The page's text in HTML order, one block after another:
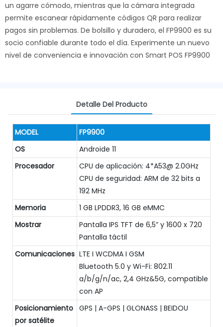
un agarre cómodo, mientras que la cámara integrada
permite escanear rápidamente códigos QR para realizar
pagos sin problemas. De bolsillo y duradero, el FP9900 es su
socio confiable durante todo el día. Experimente un nuevo
nivel de conveniencia e innovación con Smart POS FP9900
Detalle Del Producto
MODEL
FP9900
OS
Androide 11
Procesador
CPU de aplicación: 4*A53@ 2.0GHz
CPU de seguridad: ARM de 32 bits a
192 MHz
Memoria
1 GB LPDDR3, 16 GB eMMC
Mostrar
Pantalla IPS TFT de 6,5” y 1600 x 720
Pantalla táctil
Comunicaciones LTE I WCDMA I GSM
Bluetooth 5.0 y Wi-Fi: 802.11
a/b/g/n/ac, 2,4 GHz&5G, compatible
con AP
Posicionamiento
por satélite
GPS | A-GPS | GLONASS | BEIDOU